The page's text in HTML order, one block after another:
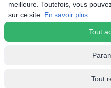
meilleure. Toutefois, vous
sur ce site. En savoir plus
Tout
Tout
Ensemble clavier souris / Robot
Multiprise parafoudre /
© 2026 Tous droits